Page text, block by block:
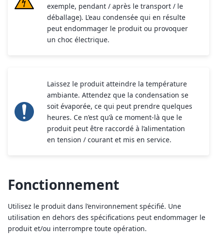
exemple, pendant / après le transport / le
déballage). L’eau condensée qui en résulte
peut endommager le produit ou provoquer
un choc électrique.
Laissez le produit atteindre la température
ambiante. Attendez que la condensation se
soit évaporée, ce qui peut prendre quelques
heures. Ce n’est qu’à ce moment-là que le
produit peut être raccordé à l’alimentation
en tension / courant et mis en service.
Fonctionnement
Utilisez le produit dans l’environnement spécifié. Une
utilisation en dehors des spécifications peut endommager le
produit et/ou interrompre toute opération.